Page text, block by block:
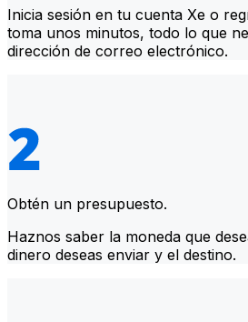
Inicia sesión en tu cuenta Xe o
toma unos minutos, todo lo que
dirección de correo electrónico.
Obtén un presupuesto.
Haznos saber la moneda que
dinero deseas enviar y el destino.